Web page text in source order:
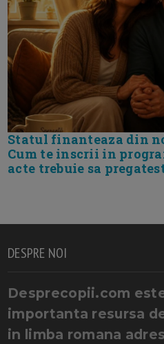
Statul finanteaza din
Cum te inscrii in
acte trebuie sa
DESPRE NOI
Desprecopii.com
importanta resursa
in limba romana